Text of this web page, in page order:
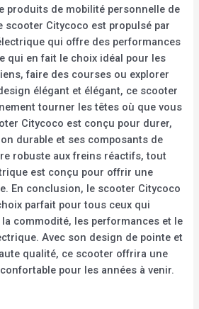
produits de mobilité personnelle de
scooter Citycoco est propulsé par
qui offre des performances
qui en fait le choix idéal pour les
faire des courses ou explorer
élégant et élégant, ce scooter
tourner les têtes où que vous
Citycoco est conçu pour durer,
durable et ses composants de
robuste aux freins réactifs, tout
est conçu pour offrir une
En conclusion, le scooter Citycoco
parfait pour tous ceux qui
commodité, les performances et le
Avec son design de pointe et
qualité, ce scooter offrira une
pour les années à venir.